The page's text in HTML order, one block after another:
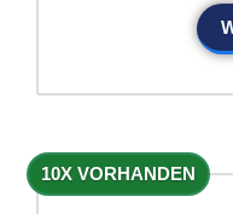
10X VORHANDEN